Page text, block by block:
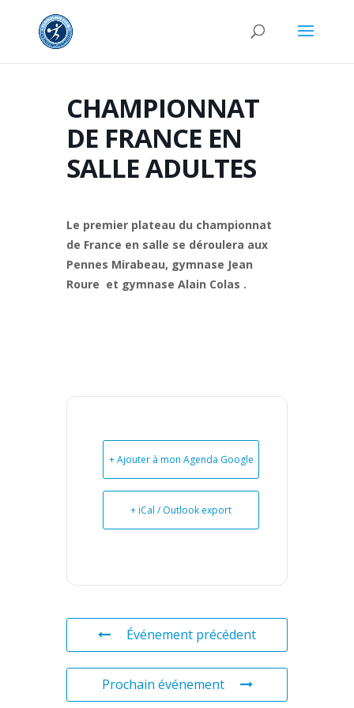
CHAMPIONNAT
DE FRANCE EN
SALLE ADULTES
Le premier plateau du championnat
de France en salle se déroulera aux
Pennes Mirabeau, gymnase Jean
Roure et gymnase Alain Colas .
+ Ajouter à mon Agenda Google
+ iCal / Outlook export
Événement précédent
Prochain événement